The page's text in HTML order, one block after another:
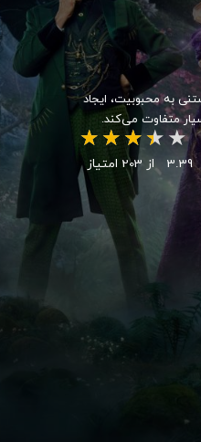
به محبوبیت، ایجاد
متفاوت می‌کند.
3.39 از 203 امتیاز